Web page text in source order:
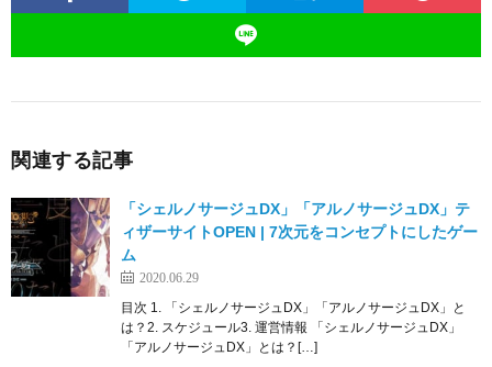
関連する記事
「シェルノサージュDX」「アルノサージュDX」テ
ィザーサイトOPEN | 7次元をコンセプトにしたゲー
ム
2020.06.29
目次 1. 「シェルノサージュDX」「アルノサージュDX」と
は？2. スケジュール3. 運営情報 「シェルノサージュDX」
「アルノサージュDX」とは？[…]